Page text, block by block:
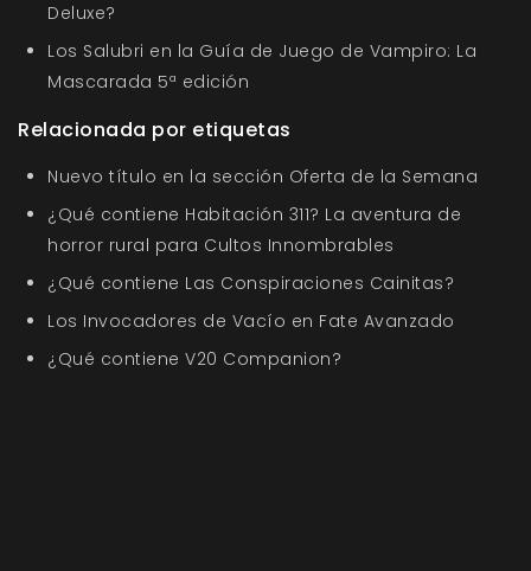
Deluxe?
Los Salubri en la Guía de Juego de Vampiro: La
Mascarada 5ª edición
Relacionada por etiquetas
Nuevo título en la sección Oferta de la Semana
¿Qué contiene Habitación 311? La aventura de
horror rural para Cultos Innombrables
¿Qué contiene Las Conspiraciones Cainitas?
Los Invocadores de Vacío en Fate Avanzado
¿Qué contiene V20 Companion?